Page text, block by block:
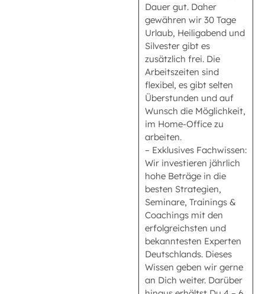
Dauer gut. Daher
gewähren wir 30 Tage
Urlaub, Heiligabend und
Silvester gibt es
zusätzlich frei. Die
Arbeitszeiten sind
flexibel, es gibt selten
Überstunden und auf
Wunsch die Möglichkeit,
im Home-Office zu
arbeiten.
– Exklusives Fachwissen:
Wir investieren jährlich
hohe Beträge in die
besten Strategien,
Seminare, Trainings &
Coachings mit den
erfolgreichsten und
bekanntesten Experten
Deutschlands. Dieses
Wissen geben wir gerne
an Dich weiter. Darüber